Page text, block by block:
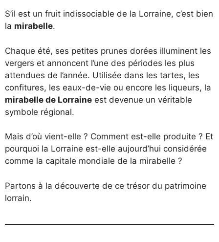
S’il est un fruit indissociable de la Lorraine, c’est bien
la mirabelle.
Chaque été, ses petites prunes dorées illuminent les
vergers et annoncent l’une des périodes les plus
attendues de l’année. Utilisée dans les tartes, les
confitures, les eaux-de-vie ou encore les liqueurs, la
mirabelle de Lorraine est devenue un véritable
symbole régional.
Mais d’où vient-elle ? Comment est-elle produite ? Et
pourquoi la Lorraine est-elle aujourd’hui considérée
comme la capitale mondiale de la mirabelle ?
Partons à la découverte de ce trésor du patrimoine
lorrain.